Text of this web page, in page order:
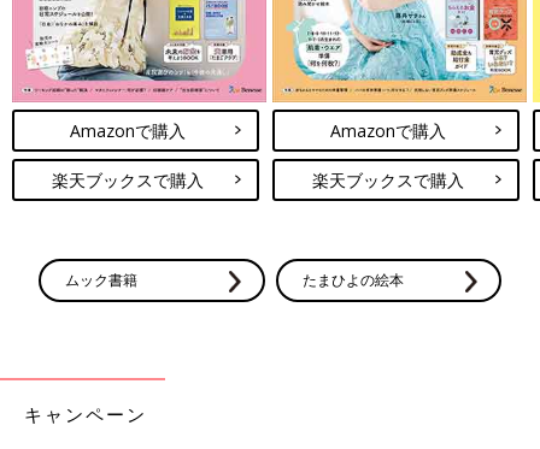
Amazonで購入
楽天ブックスで購入
Amazonで購入
楽天ブックスで購入
ムック書籍 たまひよの絵本
キャンペーン